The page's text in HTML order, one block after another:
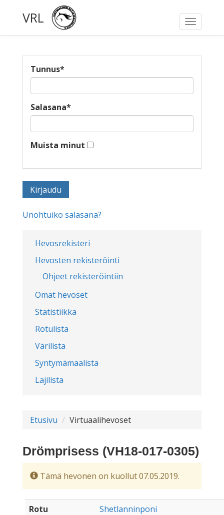
Toggle
VRL
Hevosrekisteri
Hevosten rekisteröinti
Ohjeet rekisteröintiin
Omat hevoset
Statistiikka
Rotulista
Värilista
Syntymämaalista
Lajilista
Tunnus*
Salasana*
Muista minut
Unohtuiko salasana?
Etusivu Virtuaalihevoset
Drömprisess (VH18-017-0305)
Tämä hevonen on kuollut 07.05.2019.
Rotu
Shetlanninponi